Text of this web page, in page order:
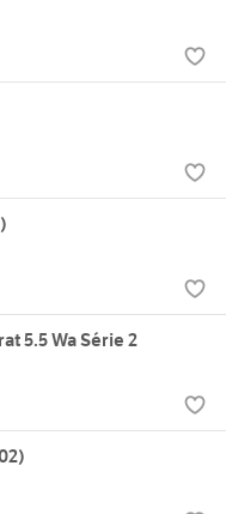
5.5 Wa Série 2